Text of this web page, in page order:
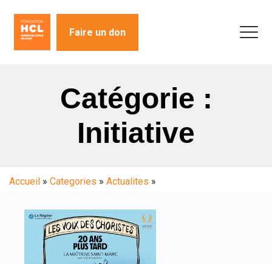
Faire un don
Catégorie :
Initiative
Accueil » Categories » Actualites »